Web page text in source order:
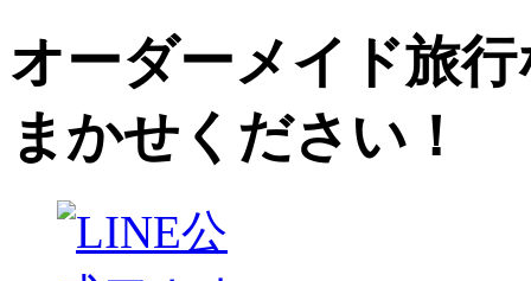
オーダーメイド旅
まかせください！